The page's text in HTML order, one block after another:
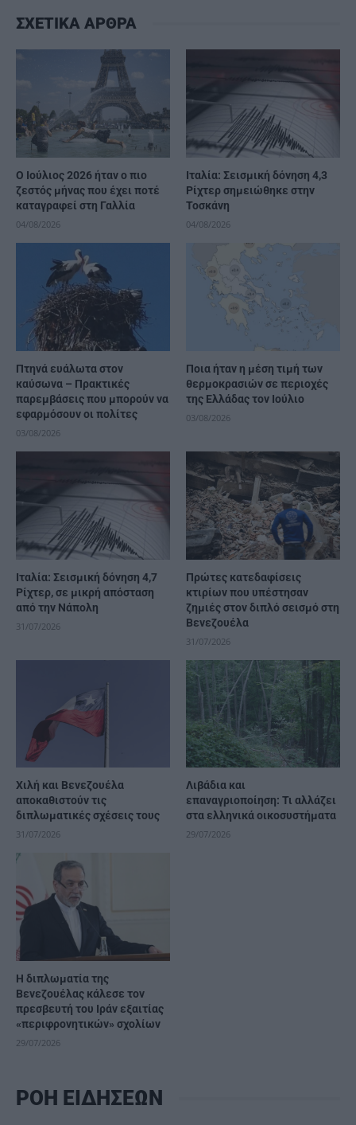
ΣΧΕΤΙΚΑ ΑΡΘΡΑ
Ο Ιούλιος 2026 ήταν ο πιο
ζεστός μήνας που έχει ποτέ
καταγραφεί στη Γαλλία
04/08/2026
Ιταλία: Σεισμική δόνηση 4,3
Ρίχτερ σημειώθηκε στην
Τοσκάνη
04/08/2026
Πτηνά ευάλωτα στον
καύσωνα – Πρακτικές
παρεμβάσεις που μπορούν να
εφαρμόσουν οι πολίτες
03/08/2026
Ποια ήταν η μέση τιμή των
θερμοκρασιών σε περιοχές
της Ελλάδας τον Ιούλιο
03/08/2026
Ιταλία: Σεισμική δόνηση 4,7
Ρίχτερ, σε μικρή απόσταση
από την Νάπολη
31/07/2026
Πρώτες κατεδαφίσεις
κτιρίων που υπέστησαν
ζημιές στον διπλό σεισμό στη
Βενεζουέλα
31/07/2026
Χιλή και Βενεζουέλα
αποκαθιστούν τις
διπλωματικές σχέσεις τους
31/07/2026
Λιβάδια και
επαναγριοποίηση: Τι αλλάζει
στα ελληνικά οικοσυστήματα
29/07/2026
Η διπλωματία της
Βενεζουέλας κάλεσε τον
πρεσβευτή του Ιράν εξαιτίας
«περιφρονητικών» σχολίων
29/07/2026
ΡΟΗ ΕΙΔΗΣΕΩΝ